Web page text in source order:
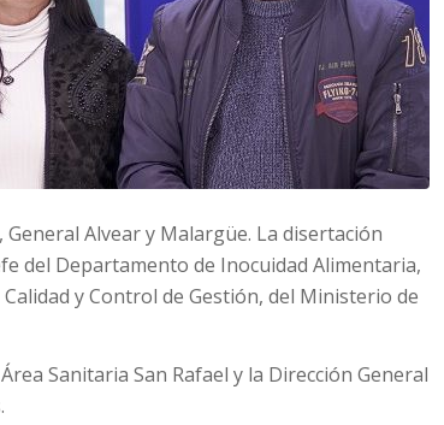
Alvear y Malargüe. La disertación
del Departamento de Inocuidad Alimentaria,
y Control de Gestión, del Ministerio de
Sanitaria San Rafael y la Dirección General